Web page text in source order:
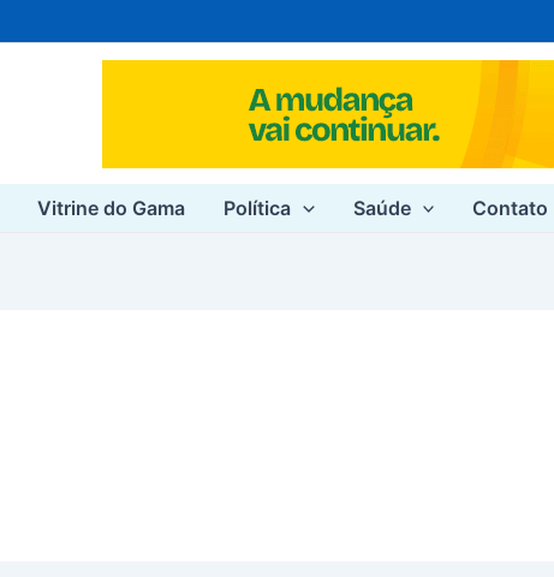
Vitrine do Gama Política Saúde Contato